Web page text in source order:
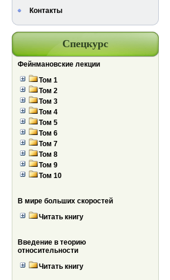
Контакты
Спецкурс
Фейнмановские лекции
Том 1
Том 2
Том 3
Том 4
Том 5
Том 6
Том 7
Том 8
Том 9
Том 10
В мире больших скоростей
Читать книгу
Введение в теорию
относительности
Читать книгу